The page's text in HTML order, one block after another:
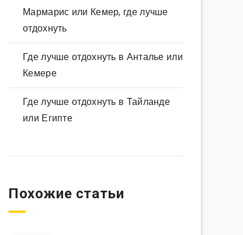
Мармарис или Кемер, где лучше
отдохнуть
Где лучше отдохнуть в Анталье или
Кемере
Где лучше отдохнуть в Тайланде
или Египте
Похожие статьи